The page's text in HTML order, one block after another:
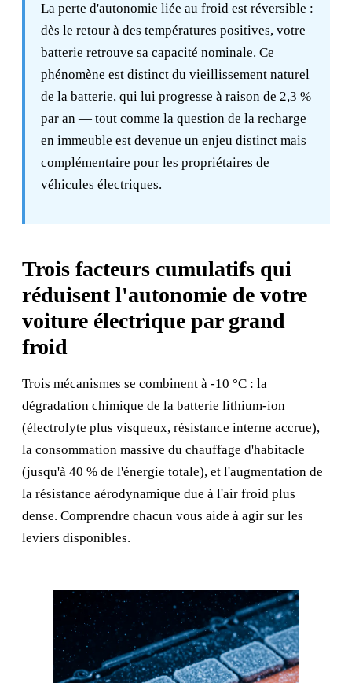
La perte d'autonomie liée au froid est réversible :
dès le retour à des températures positives, votre
batterie retrouve sa capacité nominale. Ce
phénomène est distinct du vieillissement naturel
de la batterie, qui lui progresse à raison de 2,3 %
par an — tout comme la question de la recharge
en immeuble est devenue un enjeu distinct mais
complémentaire pour les propriétaires de
véhicules électriques.
Trois facteurs cumulatifs qui
réduisent l'autonomie de votre
voiture électrique par grand
froid
Trois mécanismes se combinent à -10 °C : la
dégradation chimique de la batterie lithium-ion
(électrolyte plus visqueux, résistance interne accrue),
la consommation massive du chauffage d'habitacle
(jusqu'à 40 % de l'énergie totale), et l'augmentation de
la résistance aérodynamique due à l'air froid plus
dense. Comprendre chacun vous aide à agir sur les
leviers disponibles.